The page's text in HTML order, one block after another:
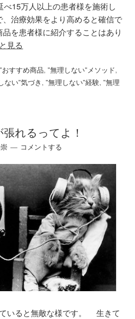
べ15万人以上の患者様を施術し
治療効果をより高めると確信で
を患者様に紹介することはあり
見る
おすすめ商品,”無理しない”メソッド,
ない”気づき ,”無理しない”経験,”無理
張れるってよ！
コメントする
いると無敵な様です。 生きて